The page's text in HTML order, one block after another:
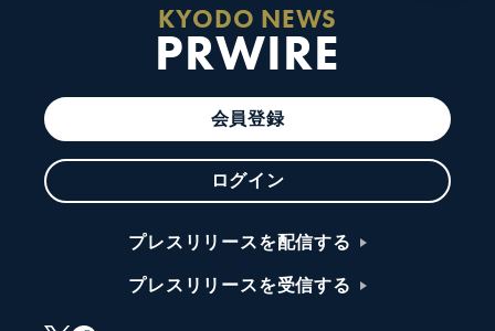
KYODO NEWS
PRWIRE
会員登録
ログイン
プレスリリースを配信する
プレスリリースを受信する